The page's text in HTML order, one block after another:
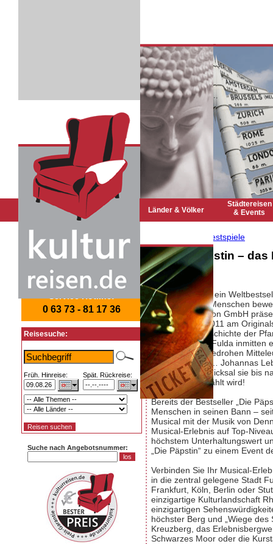
Home Länder & Völker
Städtereisen
& Events
Rückruf Service
Kontakt
0 63 73 - 81 17 36
Reisesuche:
Früh. Hinreise: Spät. Rückreise:
Suche nach Angebotsnummer:
Die Päpstin –
„Die Päpstin“ – ein
Buch Millionen Menschen
Musicalproduktion GmbH
Weltpremiere 2011 am
ergreifende Geschichte der
anno Domini in Fulda inmitten
und Barbaren bedrohen
zählt nur wenig… Johannas
so führt das Schicksal sie bis
zum Papst gewählt wird!
Bereits der Bestseller „Die
Menschen in seinen Bann –
Musical mit der Musik von
Musical-Erlebnis auf Top-
höchstem Unterhaltungswert
„Die Päpstin“ zu einem Event
Verbinden Sie Ihr Musical-
in die zentral gelegene Stadt
Frankfurt, Köln, Berlin oder
einzigartige Kulturlandschaft
einzigartigen
höchster Berg und „Wiege
Kreuzberg, das
Schwarzes Moor oder die